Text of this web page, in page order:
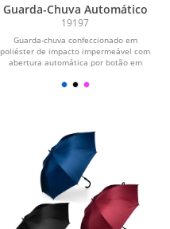
Guarda-Chuva Automático
19197
Guarda-chuva confeccionado em
poliéster de impacto impermeável com
abertura automática por botão em